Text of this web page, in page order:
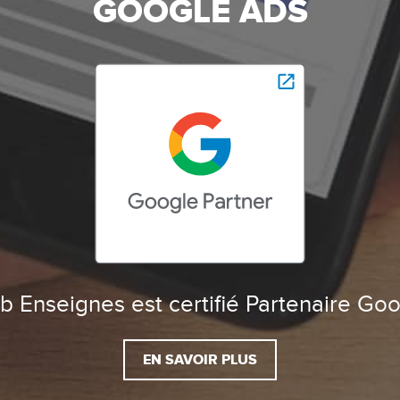
GOOGLE ADS
Enseignes est certifié Partenaire
EN SAVOIR PLUS